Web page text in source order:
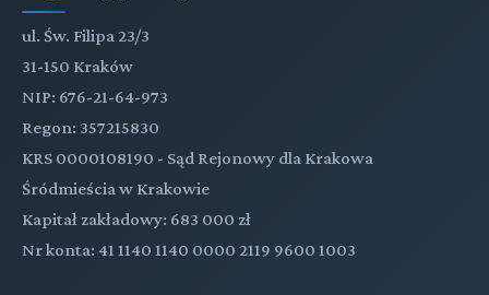
ul. Św. Filipa 23/3
31-150 Kraków
NIP: 676-21-64-973
Regon: 357215830
KRS 0000108190 - Sąd Rejonowy dla Krakowa
Śródmieścia w Krakowie
Kapitał zakładowy: 683 000 zł
Nr konta: 41 1140 1140 0000 2119 9600 1003